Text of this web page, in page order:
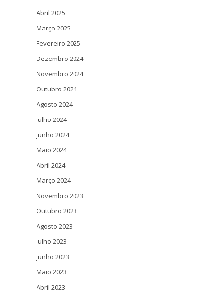
Abril 2025
Março 2025
Fevereiro 2025
Dezembro 2024
Novembro 2024
Outubro 2024
Agosto 2024
Julho 2024
Junho 2024
Maio 2024
Abril 2024
Março 2024
Novembro 2023
Outubro 2023
Agosto 2023
Julho 2023
Junho 2023
Maio 2023
Abril 2023